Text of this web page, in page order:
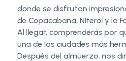
donde se disfrutan
de Copacabana, Niterói y la
Al llegar, comprenderás por
una de las ciudades más
Después del almuerzo, nos